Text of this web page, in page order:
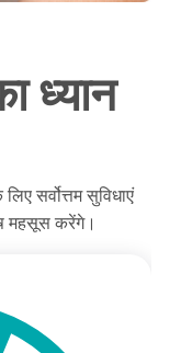
ध्यान
सर्वोत्तम सुविधाएं
महसूस करेंगे।